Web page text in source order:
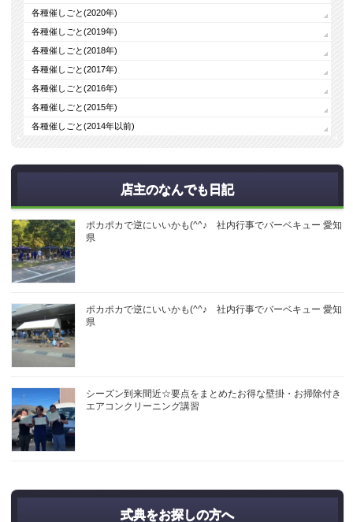
各種催しごと(2020年)
各種催しごと(2019年)
各種催しごと(2018年)
各種催しごと(2017年)
各種催しごと(2016年)
各種催しごと(2015年)
各種催しごと(2014年以前)
店主のなんでも日記
ポカポカで逆にいいかも(^^♪ 社内行事でバーベキュー 愛知
県
ポカポカで逆にいいかも(^^♪ 社内行事でバーベキュー 愛知
県
シーズン到来間近☆要点をまとめたお得な壁掛・お掃除付き
エアコンクリーニング講習
式典をお探しの方へ